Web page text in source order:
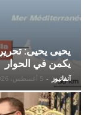
يحيى يحيى:
يكمن في الحوار
آنفانيوز - 5 أغسطس، 2026